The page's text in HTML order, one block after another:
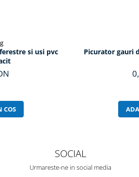
si usi pvc
COS
Picurator gauri
SOCIAL
Urmareste-ne in social media